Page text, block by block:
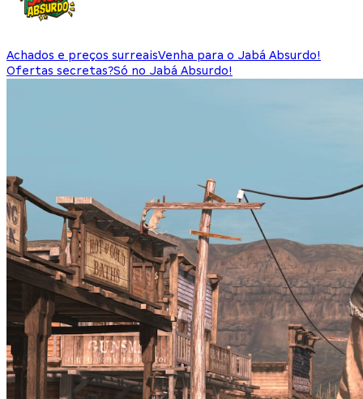
Achados e preços surreaisVenha para o Jabá Absurdo!
Ofertas secretas?Só no Jabá Absurdo!